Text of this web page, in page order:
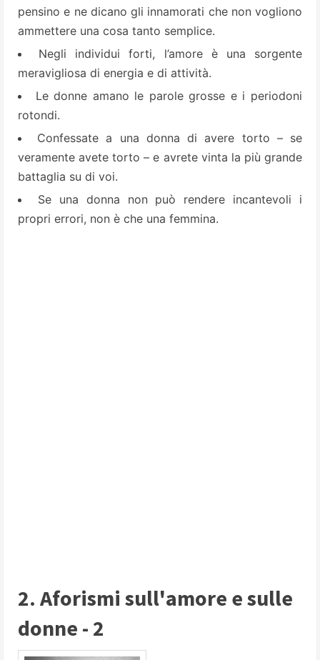
pensino e ne dicano gli innamorati che non vogliono
ammettere una cosa tanto semplice.
Negli individui forti, l’amore è una sorgente
meravigliosa di energia e di attività.
Le donne amano le parole grosse e i periodoni
rotondi.
Confessate a una donna di avere torto – se
veramente avete torto – e avrete vinta la più grande
battaglia su di voi.
Se una donna non può rendere incantevoli i
propri errori, non è che una femmina.
2. Aforismi sull'amore e sulle
donne - 2